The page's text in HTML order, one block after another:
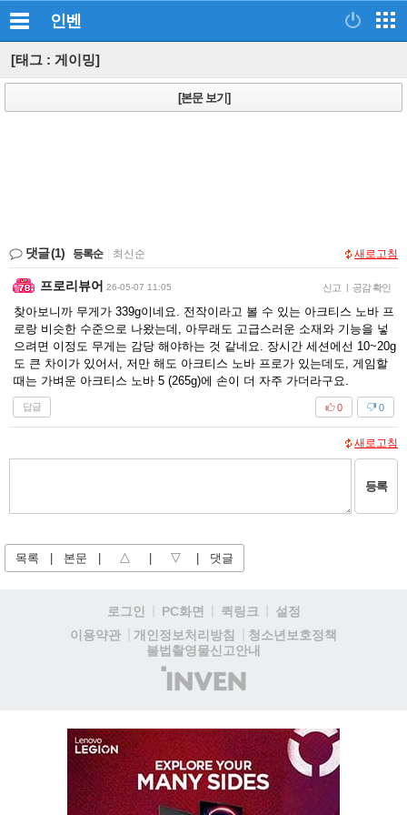
인벤
[태그 : 게이밍]
[본문 보기]
댓글(1) 등록순 최신순 새로고침
프로리뷰어 26-05-07 11:05 신고 | 공감 확인
찾아보니까 무게가 339g이네요. 전작이라고 볼 수 있는 아크티스 노바 프
로랑 비슷한 수준으로 나왔는데, 아무래도 고급스러운 소재와 기능을 넣
으려면 이정도 무게는 감당 해야하는 것 같네요. 장시간 세션에선 10~20g
도 큰 차이가 있어서, 저만 해도 아크티스 노바 프로가 있는데도, 게임할
때는 가벼운 아크티스 노바 5 (265g)에 손이 더 자주 가더라구요.
답글 0
0
새로고침
등록
목록 본문 △ ▽ 댓글
로그인 PC화면 퀵링크
설정
이용약관
개인정보처리방침
청소년보호정책
불법촬영물신고안내
(주)
인